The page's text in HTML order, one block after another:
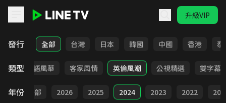
升級VIP
LINE TV - 戲劇
發行 全部 台灣 日本 韓國 中國 香港 泰
類型
俠 台語風華 客家風情 英倫風潮 公視精選 雙字幕
年份 全部 2026 2025 2024 2023 2022